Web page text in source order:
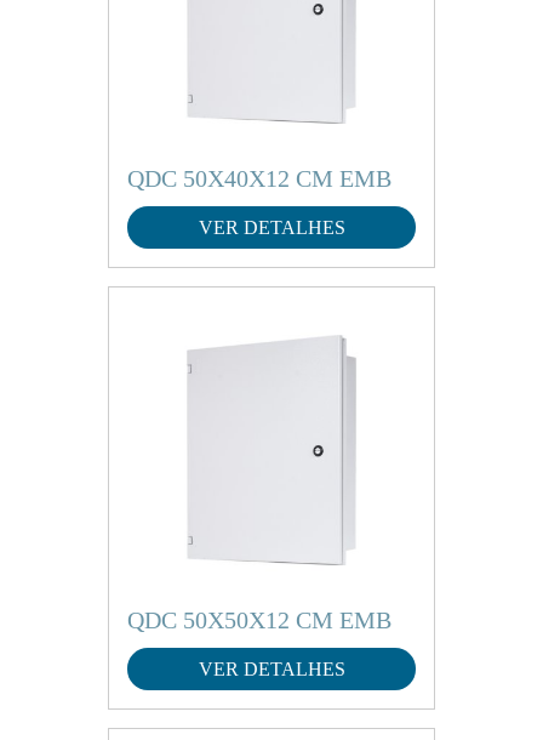
QDC 50X40X12 CM EMB
VER DETALHES
QDC 50X50X12 CM EMB
VER DETALHES